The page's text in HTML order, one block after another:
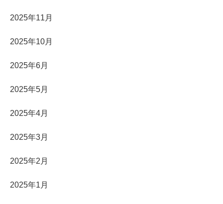
2025年11月
2025年10月
2025年6月
2025年5月
2025年4月
2025年3月
2025年2月
2025年1月